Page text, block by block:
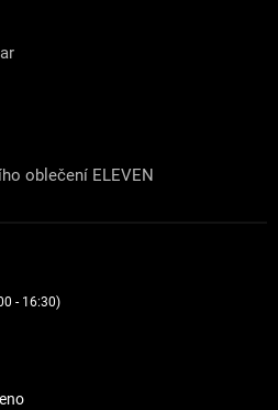
oblečení ELEVEN
- 16:30)